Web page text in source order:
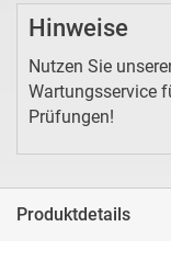
Hinweise
Nutzen Sie
Wartungsservice
Prüfungen!
Produktdetails